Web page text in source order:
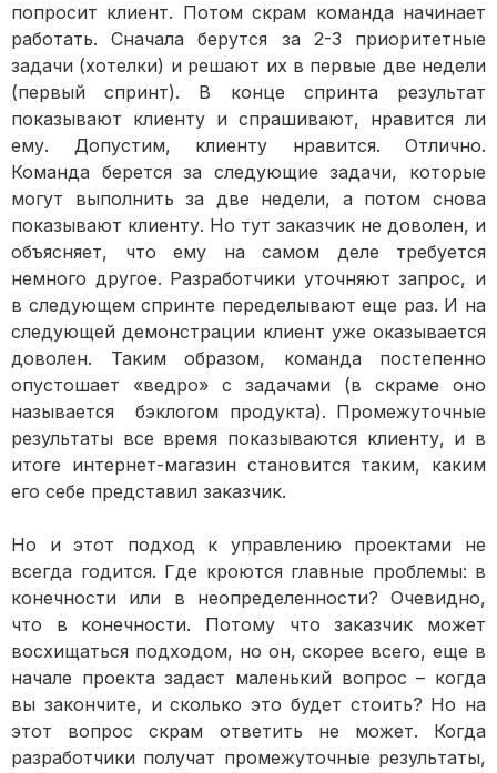
попросит клиент. Потом скрам команда начинает
работать. Сначала берутся за 2-3 приоритетные
задачи (хотелки) и решают их в первые две недели
(первый спринт). В конце спринта результат
показывают клиенту и спрашивают, нравится ли
ему. Допустим, клиенту нравится. Отлично.
Команда берется за следующие задачи, которые
могут выполнить за две недели, а потом снова
показывают клиенту. Но тут заказчик не доволен, и
объясняет, что ему на самом деле требуется
немного другое. Разработчики уточняют запрос, и
в следующем спринте переделывают еще раз. И на
следующей демонстрации клиент уже оказывается
доволен. Таким образом, команда постепенно
опустошает «ведро» с задачами (в скраме оно
называется бэклогом продукта). Промежуточные
результаты все время показываются клиенту, и в
итоге интернет-магазин становится таким, каким
его себе представил заказчик.
Но и этот подход к управлению проектами не
всегда годится. Где кроются главные проблемы: в
конечности или в неопределенности? Очевидно,
что в конечности. Потому что заказчик может
восхищаться подходом, но он, скорее всего, еще в
начале проекта задаст маленький вопрос – когда
вы закончите, и сколько это будет стоить? Но на
этот вопрос скрам ответить не может. Когда
разработчики получат промежуточные результаты,